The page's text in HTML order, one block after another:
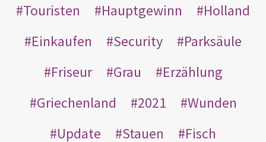
Touristen
Hauptgewinn
Holland
Einkaufen
Security
Parksäule
Friseur
Grau
Erzählung
Griechenland
2021
Wunden
Update
Stauen
Fisch